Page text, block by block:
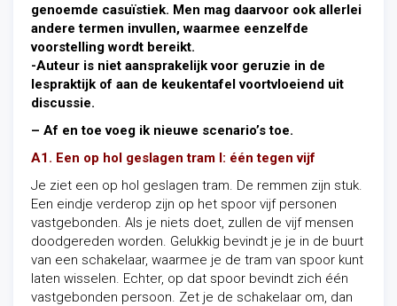
genoemde casuïstiek. Men mag daarvoor ook allerlei
andere termen invullen, waarmee eenzelfde
voorstelling wordt bereikt.
-Auteur is niet aansprakelijk voor geruzie in de
lespraktijk of aan de keukentafel voortvloeiend uit
discussie.
– Af en toe voeg ik nieuwe scenario’s toe.
A1. Een op hol geslagen tram I: één tegen vijf
Je ziet een op hol geslagen tram. De remmen zijn stuk.
Een eindje verderop zijn op het spoor vijf personen
vastgebonden. Als je niets doet, zullen de vijf mensen
doodgereden worden. Gelukkig bevindt je je in de buurt
van een schakelaar, waarmee je de tram van spoor kunt
laten wisselen. Echter, op dat spoor bevindt zich één
vastgebonden persoon. Zet je de schakelaar om, dan